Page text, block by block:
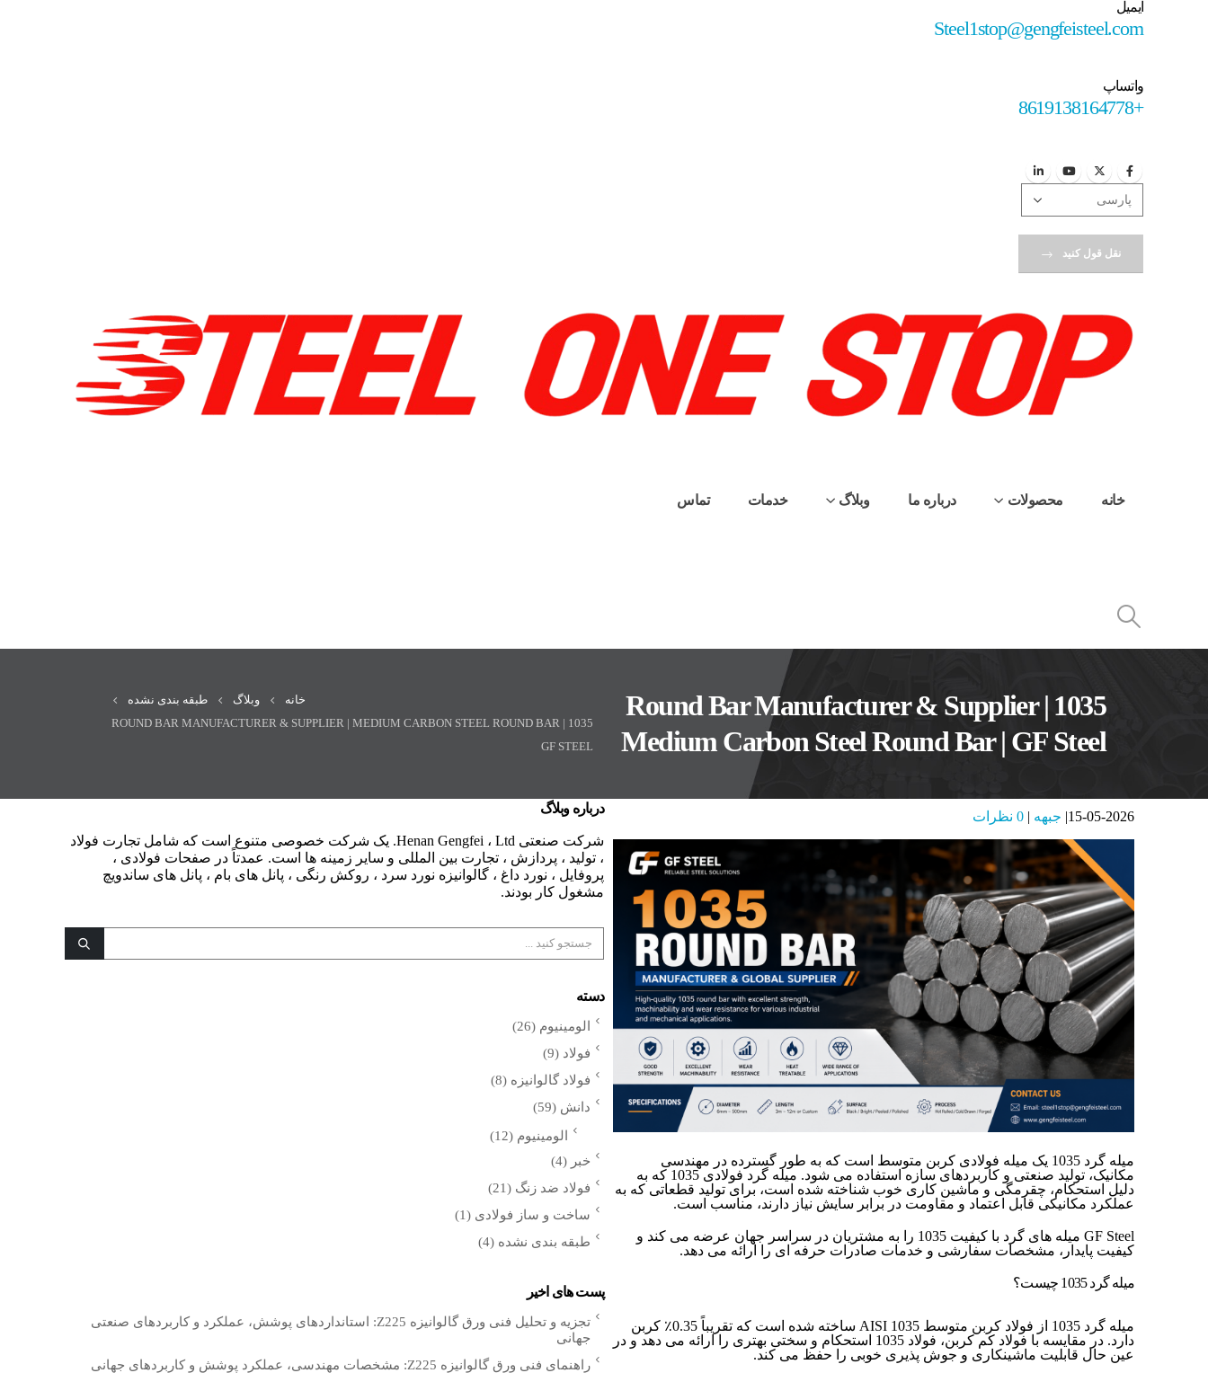
ایمیل
Steel1stop@gengfeisteel.com
واتساپ
+8619138164778
نقل قول کنید
خانه محصولات درباره ما وبلاگ خدمات تماس
1035 Round Bar Manufacturer & Supplier |
Medium Carbon Steel Round Bar | GF Steel
خانه وبلاگ
طبقه بندی نشده
1035 ROUND BAR MANUFACTURER & SUPPLIER | MEDIUM CARBON STEEL ROUND BAR |
GF STEEL
15-05-2026 جبهه 0 نظرات
میله گرد 1035 یک میله فولادی کربن متوسط ​​است که به طور گسترده در مهندسی
مکانیک، تولید صنعتی و کاربردهای سازه استفاده می شود. میله گرد فولادی 1035 که به
دلیل استحکام، چقرمگی و ماشین کاری خوب شناخته شده است، برای تولید قطعاتی که به
عملکرد مکانیکی قابل اعتماد و مقاومت در برابر سایش نیاز دارند، مناسب است.
GF Steel میله های گرد با کیفیت 1035 را به مشتریان در سراسر جهان عرضه می کند و
کیفیت پایدار، مشخصات سفارشی و خدمات صادرات حرفه ای را ارائه می دهد.
میله گرد 1035 چیست؟
میله گرد 1035 از فولاد کربن متوسط ​​AISI 1035 ساخته شده است که تقریباً 0.35٪ کربن
دارد. در مقایسه با فولاد کم کربن، فولاد 1035 استحکام و سختی بهتری را ارائه می دهد و در
عین حال قابلیت ماشینکاری و جوش پذیری خوبی را حفظ می کند.
درباره وبلاگ
شرکت صنعتی Henan Gengfei ، Ltd. یک شرکت خصوصی متنوع است که شامل تجارت فولاد
، تولید ، پردازش ، تجارت بین المللی و سایر زمینه ها است. عمدتاً در صفحات فولادی ،
پروفایل ، نورد داغ ، گالوانیزه نورد سرد ، روکش رنگی ، پانل های بام ، پانل های ساندویچ
مشغول کار بودند.
دسته
الومینیوم (26)
فولاد (9)
فولاد گالوانیزه (8)
دانش (59)
الومینیوم (12)
خبر (4)
فولاد ضد زنگ (21)
ساخت و ساز فولادی (1)
طبقه بندی نشده (4)
پست های اخیر
تجزیه و تحلیل فنی ورق گالوانیزه Z225: استانداردهای پوشش، عملکرد و کاربردهای صنعتی
جهانی
راهنمای فنی ورق گالوانیزه Z225: مشخصات مهندسی، عملکرد پوشش و کاربردهای جهانی